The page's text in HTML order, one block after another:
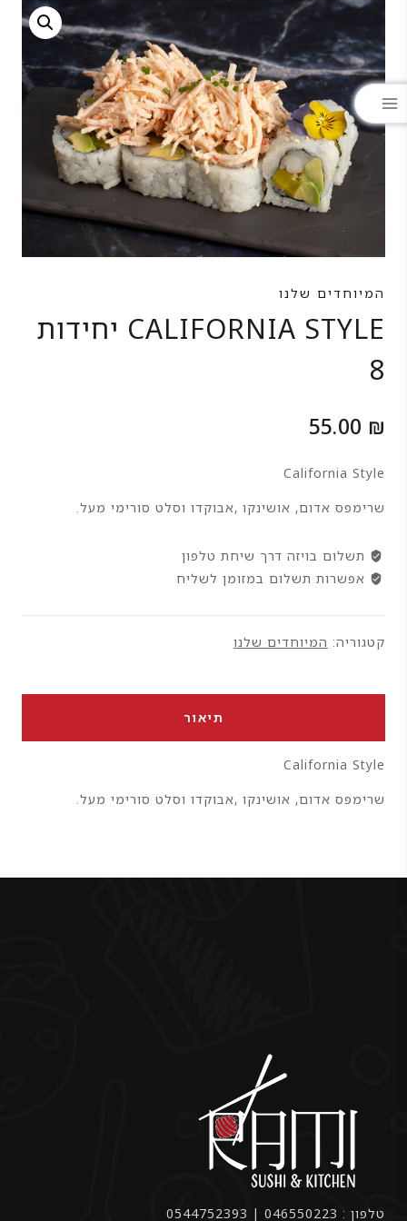
המיוחדים שלנו
CALIFORNIA STYLE יחידות
8
55.00 ₪
California Style
שרימפס אדום, אושינקו ,אבוקדו וסלט סורימי מעל.
תשלום בויזה דרך שיחת טלפון
אפשרות תשלום במזומן לשליח
קטגוריה: המיוחדים שלנו
תיאור
California Style
שרימפס אדום, אושינקו ,אבוקדו וסלט סורימי מעל.
טלפון : 046550223 | 0544752393